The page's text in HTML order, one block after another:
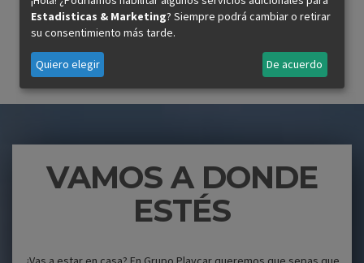
mejor opción. Echa un vistazo a nuestra web y, si necesitas
ayuda,contáctanos. Estaremos encantados de escucharte y
VAMOS A DONDE
ESTÉS
Estadisticas & Marketing? Siempre podrá cambiar o retirar
su consentimiento más tarde.
Quiero elegir De acuerdo